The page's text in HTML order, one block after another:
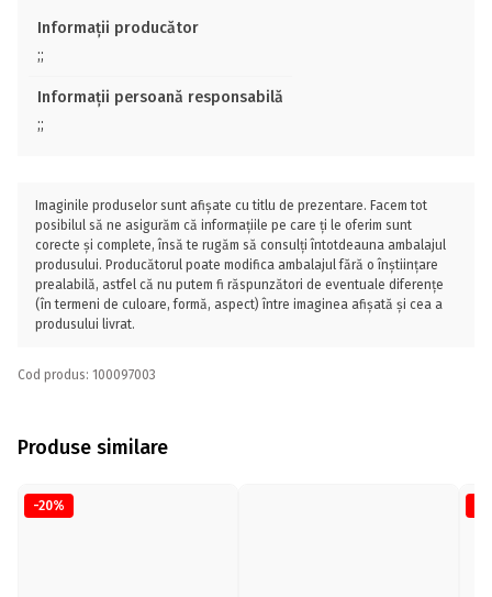
Informații producător
;;
Informații persoană responsabilă
;;
Imaginile produselor sunt afișate cu titlu de prezentare. Facem tot
posibilul să ne asigurăm că informațiile pe care ți le oferim sunt
corecte și complete, însă te rugăm să consulți întotdeauna ambalajul
produsului. Producătorul poate modifica ambalajul fără o înștiințare
prealabilă, astfel că nu putem fi răspunzători de eventuale diferențe
(în termeni de culoare, formă, aspect) între imaginea afișată și cea a
produsului livrat.
Cod produs: 100097003
Produse similare
-20%